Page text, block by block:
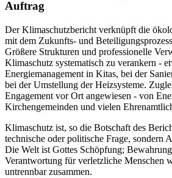
Auftrag
Der Klimaschutzbericht verknüpft die
mit dem Zukunfts- und
Größere Strukturen und professionelle
Klimaschutz systematisch zu verankern -
Energiemanagement in Kitas, bei der
bei der Umstellung der Heizsysteme.
Engagement vor Ort angewiesen - von
Kirchengemeinden und vielen
Klimaschutz ist, so die Botschaft des
technische oder politische Frage, sondern
Die Welt ist Gottes Schöpfung;
Verantwortung für verletzliche Menschen
untrennbar zusammen.